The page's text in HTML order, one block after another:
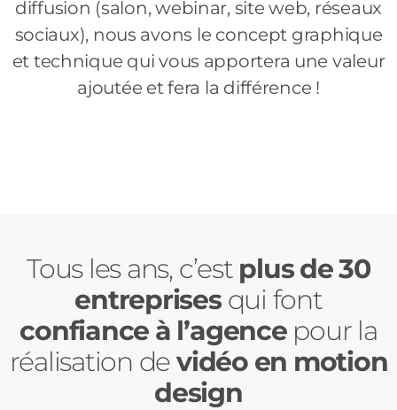
diffusion (salon, webinar, site web, réseaux
sociaux), nous avons le concept graphique
et technique qui vous apportera une valeur
ajoutée et fera la différence !
Tous les ans, c’est plus de 30
entreprisesqui font
confiance à l’agencepour la
réalisation devidéo en motion
design